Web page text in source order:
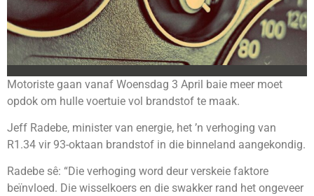
Motoriste gaan vanaf Woensdag 3 April baie meer moet
opdok om hulle voertuie vol brandstof te maak.
Jeff Radebe, minister van energie, het ’n verhoging van
R1.34 vir 93-oktaan brandstof in die binneland aangekondig.
Radebe sê: “Die verhoging word deur verskeie faktore
beïnvloed. Die wisselkoers en die swakker rand het ongeveer